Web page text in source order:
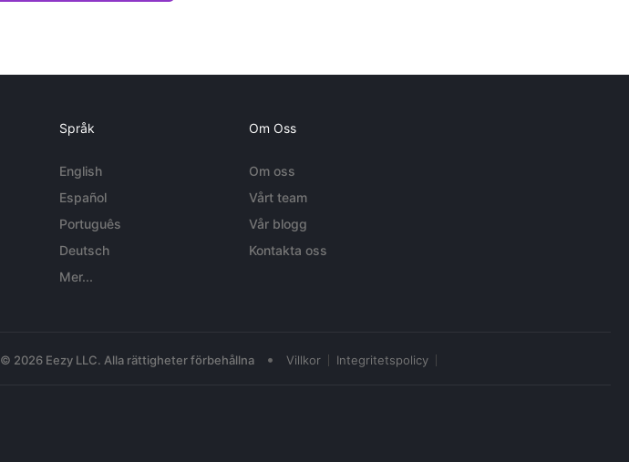
Språk
English
Español
Português
Deutsch
Mer...
Om Oss
Om oss
Vårt team
Vår blogg
Kontakta oss
© 2026 Eezy LLC. Alla rättigheter förbehållna • Villkor Integritetspolicy